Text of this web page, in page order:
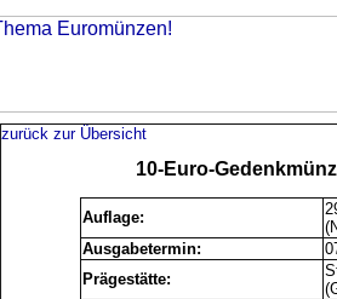
zurück zur Übersicht
10-Euro-
Auflage:
Ausgabetermin:
Prägestätte: